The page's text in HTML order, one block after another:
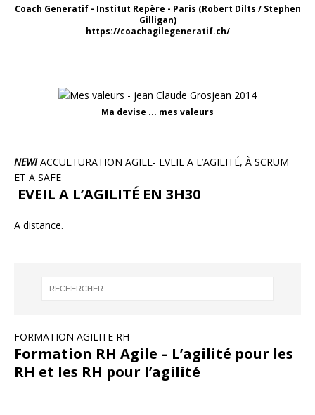
Coach Generatif - Institut Repère - Paris (Robert Dilts / Stephen
Gilligan)
https://coachagilegeneratif.ch/
Ma devise ... mes valeurs
NEW!ACCULTURATION AGILE- EVEIL A L’AGILITÉ, À SCRUM
ET A SAFE
EVEIL A L’AGILITÉ EN 3H30
A distance.
FORMATION AGILITE RH
Formation RH Agile – L’agilité pour les
RH et les RH pour l’agilité